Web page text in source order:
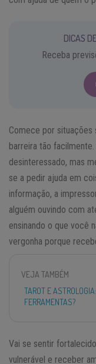
DICAS
Receba
Comece por situações
barreira tão
desinteressado, mas
se a pedir ajuda em
informação, a
alguém ouvindo com
ensinando o que você
vergonha porque
VEJA TAMBÉM
TAROT E
FERRAMENTAS?
Vai se sentir
vulnerável e receber